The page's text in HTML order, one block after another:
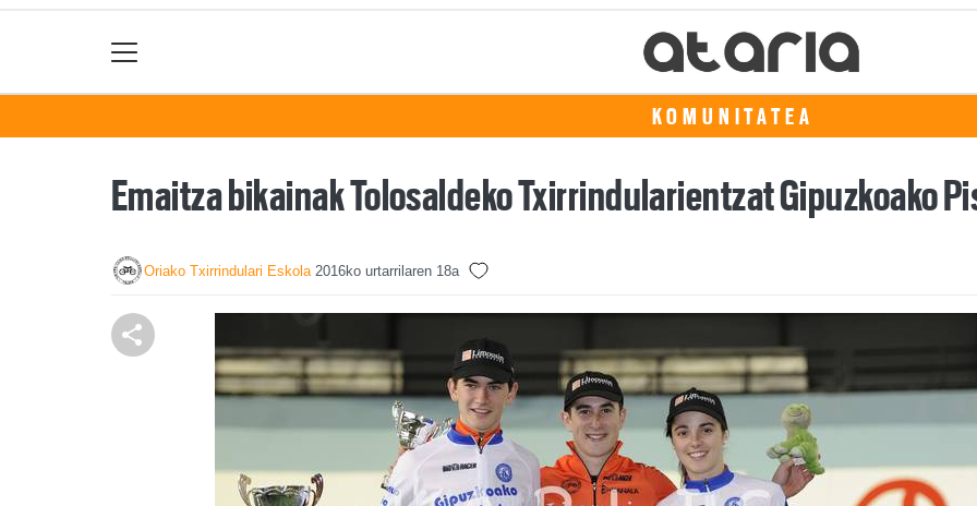
KOMUNITATEA
Emaitza bikainak Tolosaldeko Txirrindularientzat Gipuzkoako
Oriako Txirrindulari Eskola 2016ko urtarrilaren 18a